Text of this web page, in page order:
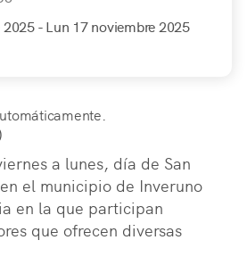
2025- Lun 17 noviembre 2025
a lunes, día de San
el municipio de Inveruno
en la que participan
que ofrecen diversas